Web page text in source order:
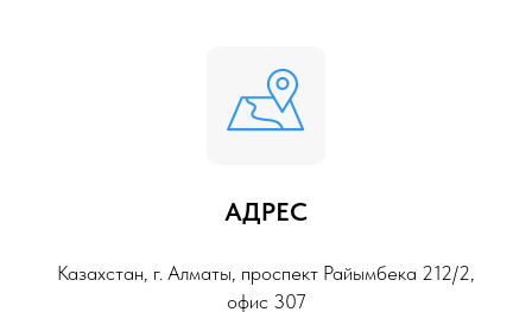
АДРЕС
Казахстан, г. Алматы, проспект Райымбека 212/2,
офис 307